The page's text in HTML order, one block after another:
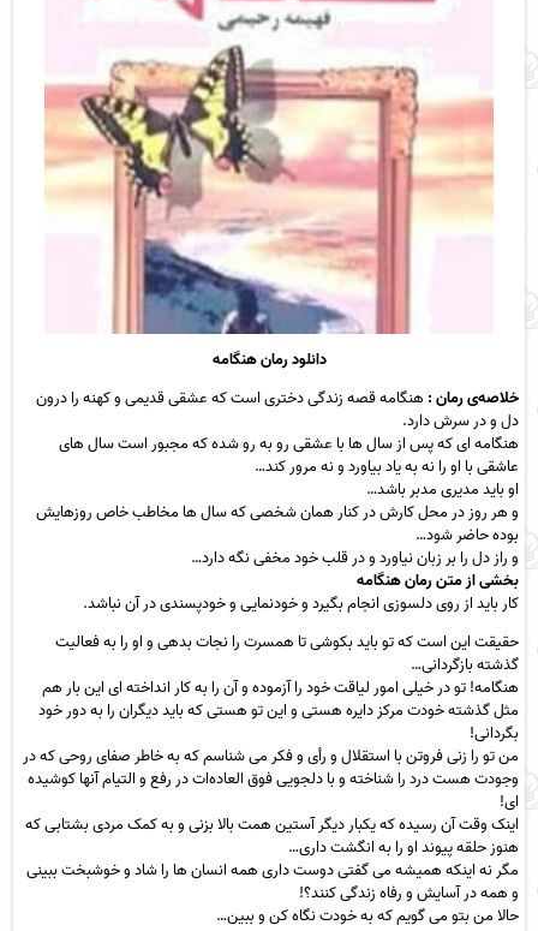
دانلود رمان هنگامه
خلاصه‌‌‌ی رمان : هنگامه قصه‌ زندگی دختری‌ است که عشقی قدیمی و کهنه را درون
دل و در سرش دارد.
هنگامه ‌ای که پس از سال‌ ها با عشقی رو به رو شده که مجبور است سال‌ های
عاشقی با او را نه به یاد بیاورد و نه مرور کند…
او باید مدیری مدبر باشد…
و هر روز در محل کارش در کنار همان شخصی که سال‌ ها مخاطب خاص روزهایش
بوده حاضر شود…
و راز دل را بر زبان نیاورد و در قلب خود مخفی نگه دارد…
بخشی از متن رمان هنگامه
کار باید از روی دلسوزی انجام بگیرد و خودنمایی و خودپسندی در آن نباشد.
حقیقت این است که تو باید بکوشی تا همسرت را نجات بدهی و او را به فعالیت
گذشته بازگردانی…
هنگامه! تو در خیلی امور لیاقت خود را آزموده و آن را به کار انداخته ای این بار هم
مثل گذشته خودت مرکز دایره هستی و این تو هستی که باید دیگران را به دور خود
بگردانی!
من تو را زنی فروتن با استقلال و رأی و فکر می شناسم که به خاطر صفای روحی که در
وجودت هست درد را شناخته و با دلجویی فوق العاده‌ات در رفع و التیام آنها کوشیده
ای!
اینک وقت آن رسیده که یکبار دیگر آستین همت بالا بزنی و به کمک مردی بشتابی که
هنوز حلقه پیوند او را به انگشت داری…
مگر نه اینکه همیشه می گفتی دوست داری همه انسان ها را شاد و خوشبخت ببینی
و همه در آسایش و رفاه زندگی کنند؟!
حالا من بتو می گویم که به خودت نگاه کن و ببین…